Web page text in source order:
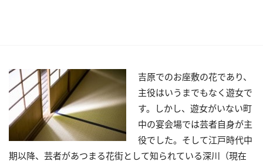
吉原でのお座敷の花であり、
主役はいうまでもなく遊女で
す。しかし、遊女がいない町
中の宴会場では芸者自身が主
役でした。そして江戸時代中
期以降、芸者があつまる花街として知られている深川（現在